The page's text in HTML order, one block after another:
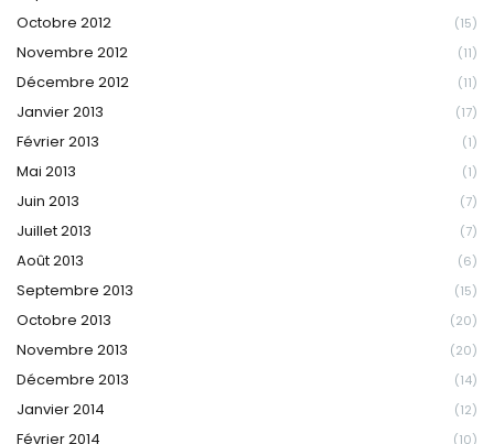
Octobre 2012 (15)
Novembre 2012 (11)
Décembre 2012 (11)
Janvier 2013 (17)
Février 2013 (1)
Mai 2013 (1)
Juin 2013 (7)
Juillet 2013 (7)
Août 2013 (6)
Septembre 2013 (15)
Octobre 2013 (20)
Novembre 2013 (20)
Décembre 2013 (14)
Janvier 2014 (12)
Février 2014 (10)